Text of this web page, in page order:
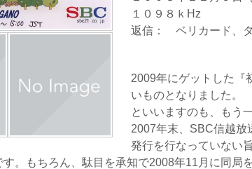
１０９８ｋHz
返信： ベリカード、
2009年にゲットした『
いものとなりました。
といいますのも、もう
2007年末、SBC信越放
発行を行なっていない
す。もちろん、駄目を承知で2008年11月に同局